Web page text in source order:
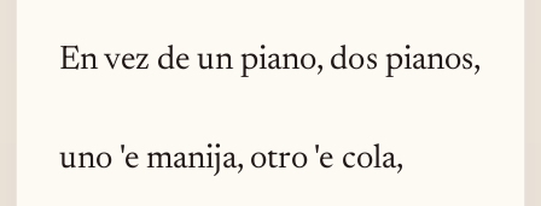
En vez de un piano, dos pianos,
uno 'e manija, otro 'e cola,